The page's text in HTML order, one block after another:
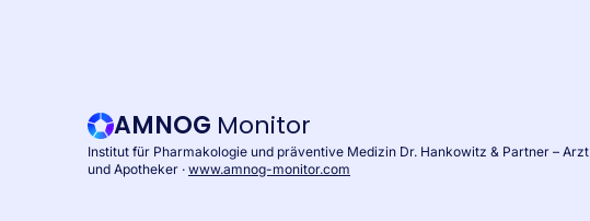
AMNOG Monitor
Institut für Pharmakologie und präventive Medizin Dr. Hankowitz & Partner – Arzt
und Apotheker · www.amnog-monitor.com